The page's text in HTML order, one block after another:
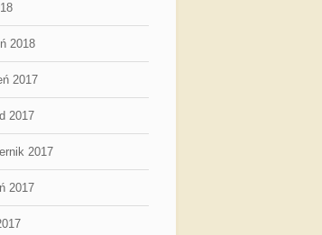
2018
2017
2017
2017
2017